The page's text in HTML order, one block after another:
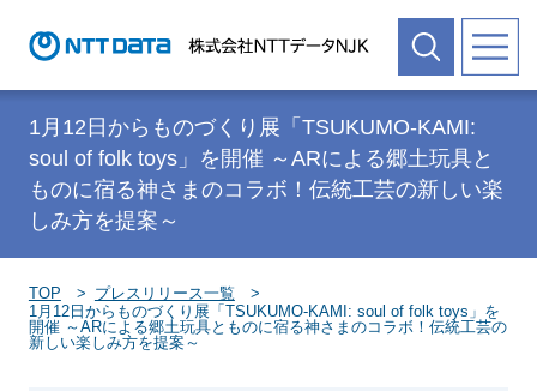
1月12日からものづくり展「TSUKUMO-KAMI:
soul of folk toys」を開催 ～ARによる郷土玩具と
ものに宿る神さまのコラボ！伝統工芸の新しい楽
しみ方を提案～
TOP
プレスリリース一覧
1月12日からものづくり展「TSUKUMO-KAMI: soul of folk toys」を
開催 ～ARによる郷土玩具とものに宿る神さまのコラボ！伝統工芸の
新しい楽しみ方を提案～